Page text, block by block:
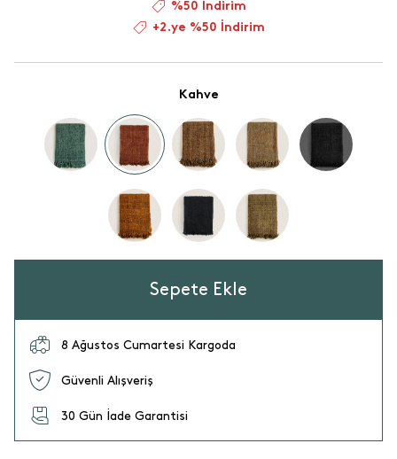
%50 İndirim
+2.ye %50 İndirim
Kahve
Sepete Ekle
8 Ağustos Cumartesi Kargoda
Güvenli Alışveriş
30 Gün İade Garantisi